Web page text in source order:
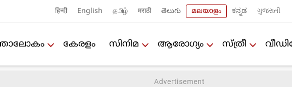
हिन्दी English தமிழ் मराठी తెలుగు മലയാളം ಕನ್ನಡ ગુજરાતી
കേരളം സിനിമ ആരോഗ്യം സ്ത്രീ